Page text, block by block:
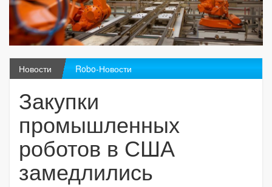
Новости Robo-Новости
Закупки
промышленных
роботов в США
замедлились